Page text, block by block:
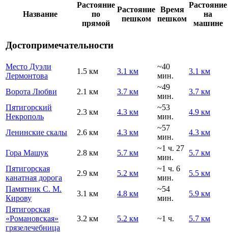
Название
Растояние
по
прямой
Растояние
пешком
Время
пешком
Растояние
на
машине
Достопримечательности
Место Дуэли
Лермонтова
1.5 км 3.1 км
~40
мин.
3.1 км
Ворота Любви 2.1 км 3.7 км
~49
мин.
3.7 км
Пятигорский
Некрополь
2.3 км 4.3 км
~53
мин.
4.9 км
Ленинские скалы 2.6 км 4.3 км
~57
мин.
4.3 км
Гора Машук 2.8 км 5.7 км
~1 ч. 27
мин.
5.7 км
Пятигорская
канатная дорога
2.9 км 5.2 км
~1 ч. 6
мин.
5.5 км
Памятник С. М.
Кирову
3.1 км 4.8 км
~54
мин.
5.9 км
Пятигорская
«Романовская»
грязелечебница
3.2 км 5.2 км ~1 ч. 5.7 км